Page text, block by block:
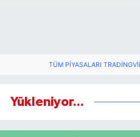
TÜM PIYASALARI
Yükleniyor...